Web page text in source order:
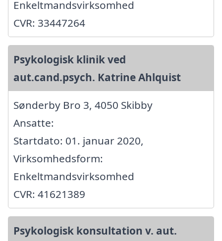
Enkeltmandsvirksomhed
CVR: 33447264
Psykologisk klinik ved
aut.cand.psych. Katrine Ahlquist
Sønderby Bro 3, 4050 Skibby
Ansatte:
Startdato: 01. januar 2020,
Virksomhedsform:
Enkeltmandsvirksomhed
CVR: 41621389
Psykologisk konsultation v. aut.